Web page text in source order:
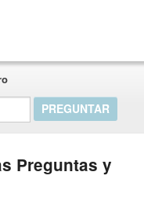
Preguntas y